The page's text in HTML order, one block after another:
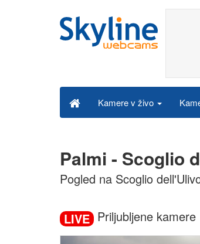
Kamere v živo
Palmi - Scoglio
Pogled na Scoglio
LIVE Priljubljene kamere